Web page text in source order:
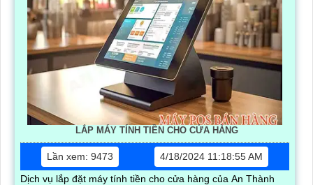
LẮP MÁY TÍNH TIỀN CHO CỬA HÀNG
Lần xem: 9473
4/18/2024 11:18:55 AM
Dịch vụ lắp đặt máy tính tiền cho cửa hàng của An Thành